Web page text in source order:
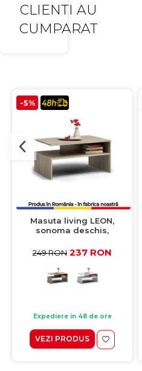
CLIENTI AU
CUMPARAT
-5%
Masuta living LEON,
sonoma deschis,
249 RON 237 RON
Expediere in 48 de ore
VEZI PRODUS